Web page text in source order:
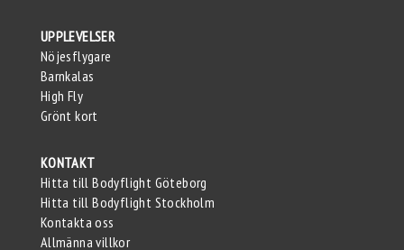
UPPLEVELSER
Nöjesflygare
Barnkalas
High Fly
Grönt kort
KONTAKT
Hitta till Bodyflight Göteborg
Hitta till Bodyflight Stockholm
Kontakta oss
Allmänna villkor